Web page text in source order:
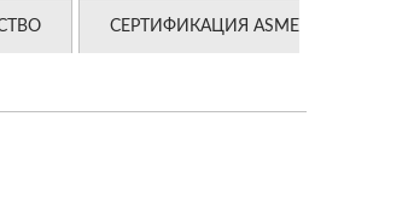
СЕРТИФИКАЦИЯ ASME